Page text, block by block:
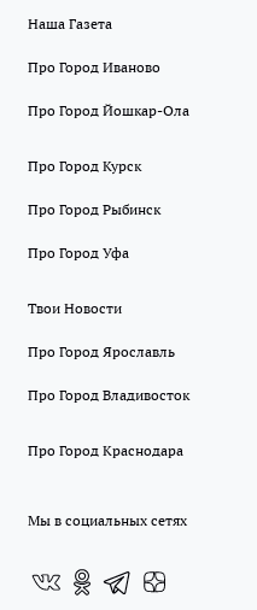
Наша Газета
Про Город Иваново
Про Город Йошкар-Ола
Про Город Курск
Про Город Рыбинск
Про Город Уфа
Твои Новости
Про Город Ярославль
Про Город Владивосток
Про Город Краснодара
Мы в социальных сетях